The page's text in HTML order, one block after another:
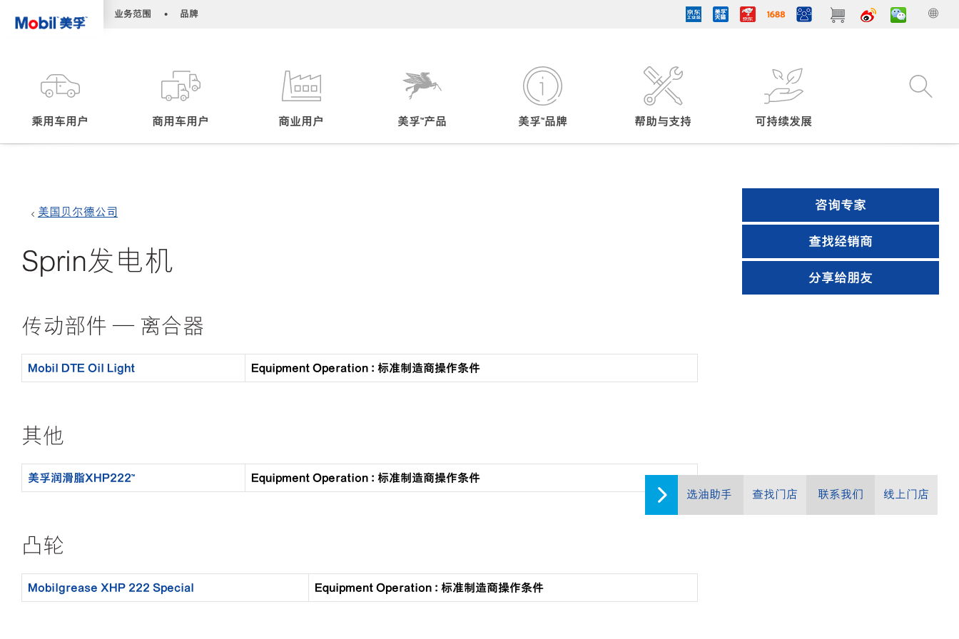
业务范围 • 品牌
乘用车用户 商用车用户 商业用户 美孚™产品 美孚™品牌 帮助与支持 可持续发展
选油助手 查找门店 联系我们 线上门店
美国贝尔德公司
Sprin发电机
传动部件 — 离合器
Mobil DTE Oil Light Equipment Operation : 标准制造商操作条件
其他
美孚润滑脂XHP222™ Equipment Operation : 标准制造商操作条件
凸轮
Mobilgrease XHP 222 Special Equipment Operation : 标准制造商操作条件
咨询专家
查找经销商
分享给朋友